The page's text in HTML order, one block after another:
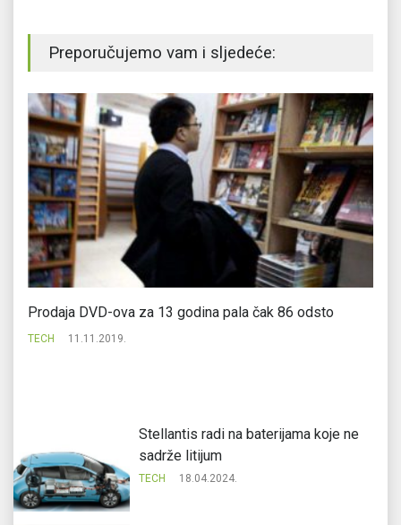
Preporučujemo vam i sljedeće:
Prodaja DVD-ova za 13 godina pala čak 86 odsto
TECH 11.11.2019.
Stellantis radi na baterijama koje ne
sadrže litijum
TECH 18.04.2024.